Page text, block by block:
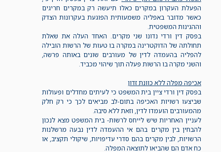
הפעלת העקרון במקרים כאלו תיעשה רק במקרים חריגים
כאשר מדובר באפליה משמעותית הפוגעת בעקרונות הצדק
וההגינות המשפטית.
בפסק דין ורדי נדונו שני מקרים. האחד העלה את שאלת
תחולתה של הדוקטרינה במקרה בו טעות של הרשות הובילה
להפליה בהעמדה לדין של מעורבים שונים באותה פרשה,
והשני מקרה בו הרשות פעלה תוך שיהוי מכביד.
אכיפה מפלה ללא כוונת זדון
בפסק דין ורדי ציין בית המשפט כי לעיתים מחדלים ופעולות
שביצעו רשויות האכיפה בתום-לב מביאים לכך כי רק חלק
מהמעורבים הועמדו לדין, וזאת ללא סיבה.
לעניין האחריות שיש לייחס לרשות- בית המשפט מצא לנכון
להבחין בין מקרים בהם אי ההעמדה לדין נבעה מרשלנות
הרשויות, לבין מקרים בהם סדרי עדיפויות, שיקולי תקציב, או
כח אדם הם שהביאו לתוצאה המפלה.